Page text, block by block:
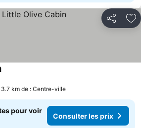
Partager
Consulter les prix
3.7 km de : Centre-ville
pour voir
Consulter les prix